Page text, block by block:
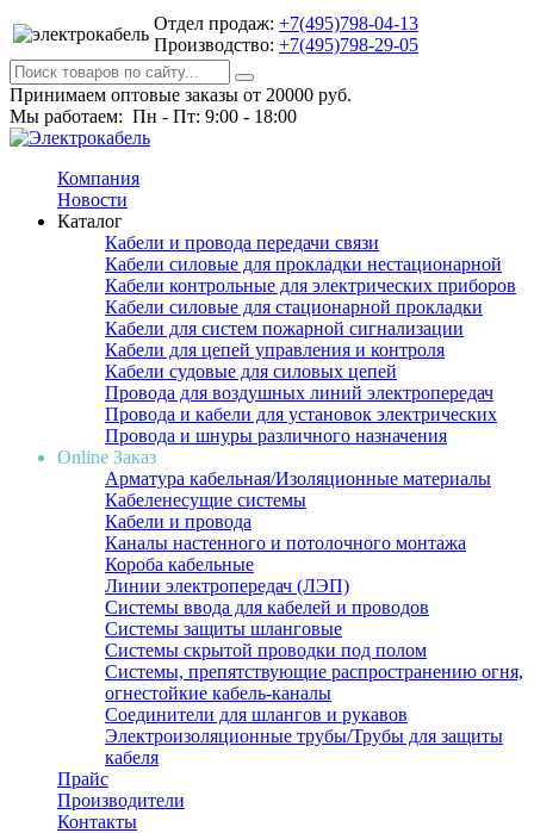
Отдел продаж: +7(495)798-04-13
Производство: +7(495)798-29-05
Принимаем оптовые заказы от 20000 руб.
Мы работаем: Пн - Пт: 9:00 - 18:00
Компания
Новости
Каталог
Кабели и провода передачи связи
Кабели силовые для прокладки нестационарной
Кабели контрольные для электрических приборов
Кабели силовые для стационарной прокладки
Кабели для систем пожарной сигнализации
Кабели для цепей управления и контроля
Кабели судовые для силовых цепей
Провода для воздушных линий электропередач
Провода и кабели для установок электрических
Провода и шнуры различного назначения
Online Заказ
Арматура кабельная/Изоляционные материалы
Кабеленесущие системы
Кабели и провода
Каналы настенного и потолочного монтажа
Короба кабельные
Линии электропередач (ЛЭП)
Системы ввода для кабелей и проводов
Системы защиты шланговые
Системы скрытой проводки под полом
Системы, препятствующие распространению огня,
огнестойкие кабель-каналы
Соединители для шлангов и рукавов
Электроизоляционные трубы/Трубы для защиты
кабеля
Прайс
Производители
Контакты